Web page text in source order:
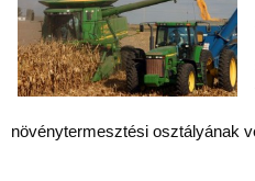
növénytermesztési osztályának